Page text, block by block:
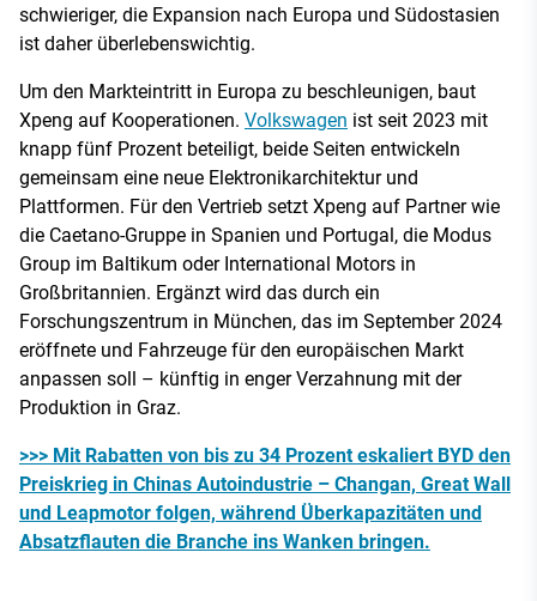
schwieriger, die Expansion nach Europa und Südostasien
ist daher überlebenswichtig.
Um den Markteintritt in Europa zu beschleunigen, baut
Xpeng auf Kooperationen. Volkswagen ist seit 2023 mit
knapp fünf Prozent beteiligt, beide Seiten entwickeln
gemeinsam eine neue Elektronikarchitektur und
Plattformen. Für den Vertrieb setzt Xpeng auf Partner wie
die Caetano-Gruppe in Spanien und Portugal, die Modus
Group im Baltikum oder International Motors in
Großbritannien. Ergänzt wird das durch ein
Forschungszentrum in München, das im September 2024
eröffnete und Fahrzeuge für den europäischen Markt
anpassen soll – künftig in enger Verzahnung mit der
Produktion in Graz.
>>> Mit Rabatten von bis zu 34 Prozent eskaliert BYD den
Preiskrieg in Chinas Autoindustrie – Changan, Great Wall
und Leapmotor folgen, während Überkapazitäten und
Absatzflauten die Branche ins Wanken bringen.